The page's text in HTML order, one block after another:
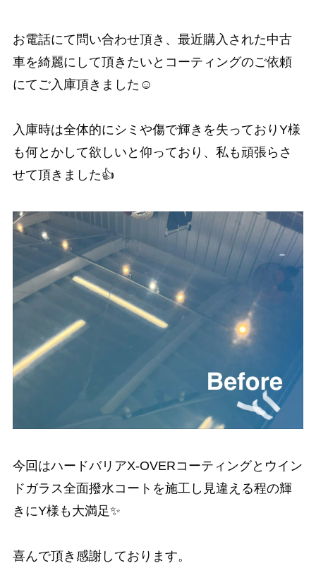
お電話にて問い合わせ頂き、最近購入された中古
車を綺麗にして頂きたいとコーティングのご依頼
にてご入庫頂きました☺️
入庫時は全体的にシミや傷で輝きを失っておりY様
も何とかして欲しいと仰っており、私も頑張らさ
せて頂きました👍
今回はハードバリアX-OVERコーティングとウイン
ドガラス全面撥水コートを施工し見違える程の輝
きにY様も大満足✨
喜んで頂き感謝しております。